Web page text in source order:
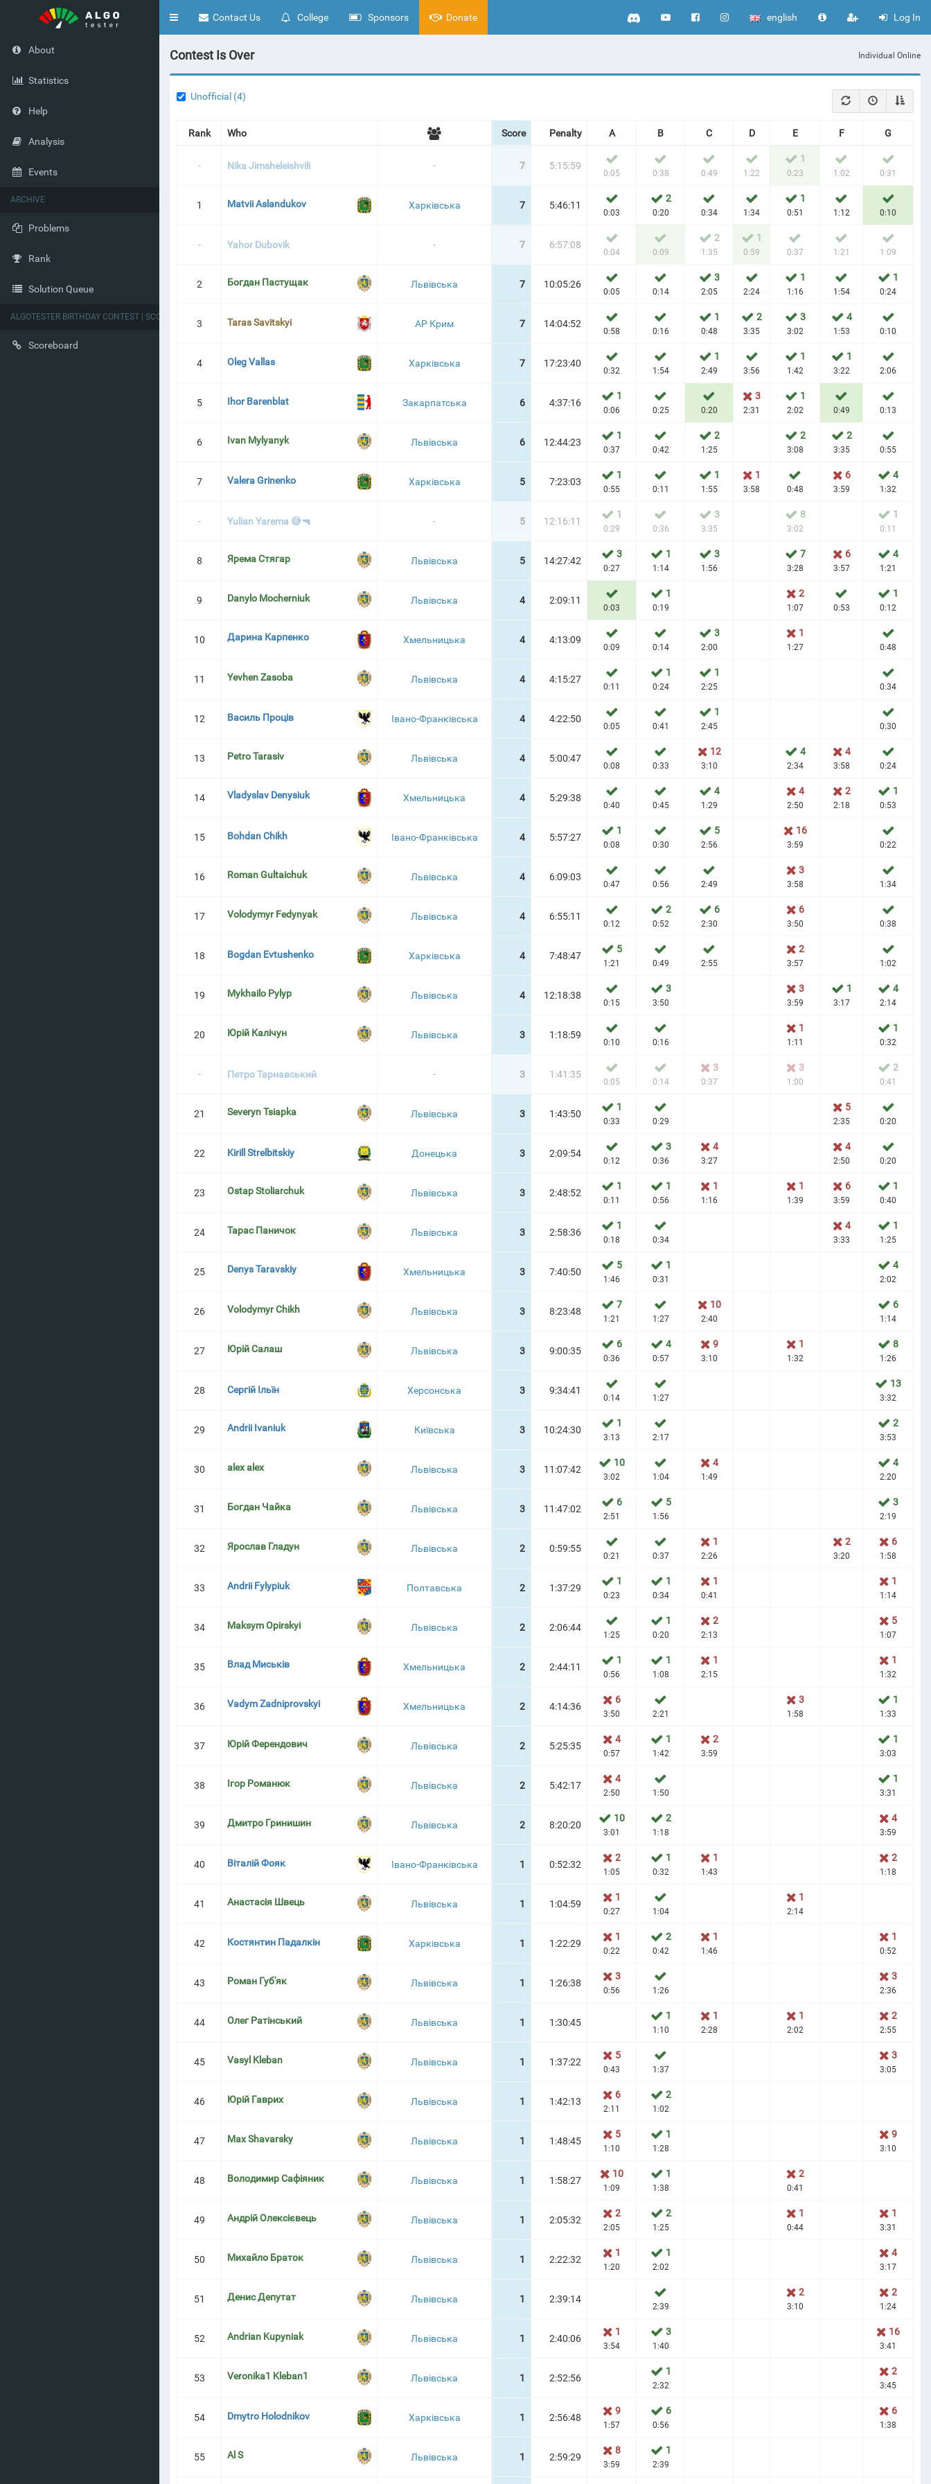
Toggle
english Log In
Contact Us College Sponsors Donate
About
Statistics
Help
Analysis
Events
ARCHIVE
Problems
Rank
Solution Queue
ALGOTESTER BIRTHDAY CONTEST | SCOREBOARD
Scoreboard
Contest Is Over Individual Online
Unofficial (4)
Rank Who Score Penalty A B C D E F G
- Nika Jimsheleishvili - 7 5:15:59
0:05 0:38 0:49 1:22
1
0:23 1:02 0:31
1 Matvii Aslandukov Харківська 7 5:46:11
0:03
2
0:20 0:34 1:34
1
0:51 1:12 0:10
- Yahor Dubovik - 7 6:57:08
0:04 0:09
2
1:35
1
0:59 0:37 1:21 1:09
2 Богдан Пастущак Львівська 7 10:05:26
0:05 0:14
3
2:05 2:24
1
1:16 1:54
1
0:24
3 Taras Savitskyi АР Крим 7 14:04:52
0:58 0:16
1
0:48
2
3:35
3
3:02
4
1:53 0:10
4 Oleg Vallas Харківська 7 17:23:40
0:32 1:54
1
2:49 3:56
1
1:42
1
3:22 2:06
5 Ihor Barenblat Закарпатська 6 4:37:16
1
0:06 0:25 0:20
3
2:31
1
2:02 0:49 0:13
6 Ivan Mylyanyk Львівська 6 12:44:23
1
0:37 0:42
2
1:25
2
3:08
2
3:35 0:55
7 Valera Grinenko Харківська 5 7:23:03
1
0:55 0:11
1
1:55
1
3:58 0:48
6
3:59
4
1:32
- Yulian Yarema 😅🔫 - 5 12:16:11
1
0:29 0:36
3
3:35
8
3:02
1
0:11
8 Ярема Стягар Львівська 5 14:27:42
3
0:27
1
1:14
3
1:56
7
3:28
6
3:57
4
1:21
9 Danylo Mocherniuk Львівська 4 2:09:11
0:03
1
0:19
2
1:07 0:53
1
0:12
10 Дарина Карпенко Хмельницька 4 4:13:09
0:09 0:14
3
2:00
1
1:27 0:48
11 Yevhen Zasoba Львівська 4 4:15:27
0:11
1
0:24
1
2:25 0:34
12 Василь Проців Івано-Франківська 4 4:22:50
0:05 0:41
1
2:45 0:30
13 Petro Tarasiv Львівська 4 5:00:47
0:08 0:33
12
3:10
4
2:34
4
3:58 0:24
14 Vladyslav Denysiuk Хмельницька 4 5:29:38
0:40 0:45
4
1:29
4
2:50
2
2:18
1
0:53
15 Bohdan Chikh Івано-Франківська 4 5:57:27
1
0:08 0:30
5
2:56
16
3:59 0:22
16 Roman Gultaichuk Львівська 4 6:09:03
0:47 0:56 2:49
3
3:58 1:34
17 Volodymyr Fedynyak Львівська 4 6:55:11
0:12
2
0:52
6
2:30
6
3:50 0:38
18 Bogdan Evtushenko Харківська 4 7:48:47
5
1:21 0:49 2:55
2
3:57 1:02
19 Mykhailo Pylyp Львівська 4 12:18:38
0:15
3
3:50
3
3:59
1
3:17
4
2:14
20 Юрій Калічун Львівська 3 1:18:59
0:10 0:16
1
1:11
1
0:32
- Петро Тарнавський - 3 1:41:35
0:05 0:14
3
0:37
3
1:00
2
0:41
21 Severyn Tsiapka Львівська 3 1:43:50
1
0:33 0:29
5
2:35 0:20
22 Kirill Strelbitskiy Донецька 3 2:09:54
0:12
3
0:36
4
3:27
4
2:50 0:20
23 Ostap Stoliarchuk Львівська 3 2:48:52
1
0:11
1
0:56
1
1:16
1
1:39
6
3:59
1
0:40
24 Тарас Паничок Львівська 3 2:58:36
1
0:18 0:34
4
3:33
1
1:25
25 Denys Taravskiy Хмельницька 3 7:40:50
5
1:46
1
0:31
4
2:02
26 Volodymyr Chikh Львівська 3 8:23:48
7
1:21 1:27
10
2:40
6
1:14
27 Юрій Салаш Львівська 3 9:00:35
6
0:36
4
0:57
9
3:10
1
1:32
8
1:26
28 Сергій Ільїн Херсонська 3 9:34:41
0:14 1:27
13
3:32
29 Andrii Ivaniuk Київська 3 10:24:30
1
3:13 2:17
2
3:53
30 alex alex Львівська 3 11:07:42
10
3:02 1:04
4
1:49
4
2:20
31 Богдан Чайка Львівська 3 11:47:02
6
2:51
5
1:56
3
2:19
32 Ярослав Гладун Львівська 2 0:59:55
0:21 0:37
1
2:26
2
3:20
6
1:58
33 Andrii Fylypiuk Полтавська 2 1:37:29
1
0:23
1
0:34
1
0:41
1
1:14
34 Maksym Opirskyi Львівська 2 2:06:44
1:25
1
0:20
2
2:13
5
1:07
35 Влад Миськів Хмельницька 2 2:44:11
1
0:56
1
1:08
1
2:15
1
1:32
36 Vadym Zadniprovskyi Хмельницька 2 4:14:36
6
3:50 2:21
3
1:58
1
1:33
37 Юрій Ферендович Львівська 2 5:25:35
4
0:57
1
1:42
2
3:59
1
3:03
38 Ігор Романюк Львівська 2 5:42:17
4
2:50 1:50
1
3:31
39 Дмитро Гринишин Львівська 2 8:20:20
10
3:01
2
1:18
4
3:59
40 Віталій Фояк Івано-Франківська 1 0:52:32
2
1:05
1
0:32
1
1:43
2
1:18
41 Анастасія Швець Львівська 1 1:04:59
1
0:27 1:04
1
2:14
42 Костянтин Падалкін Харківська 1 1:22:29
1
0:22
2
0:42
1
1:46
1
0:52
43 Роман Губ'як Львівська 1 1:26:38
3
0:56 1:26
3
2:36
44 Олег Ратінський Львівська 1 1:30:45
1
1:10
1
2:28
1
2:02
2
2:55
45 Vasyl Kleban Львівська 1 1:37:22
5
0:43 1:37
3
3:05
46 Юрій Гаврих Львівська 1 1:42:13
6
2:11
2
1:02
47 Max Shavarsky Львівська 1 1:48:45
5
1:10
1
1:28
9
3:10
48 Володимир Сафіяник Львівська 1 1:58:27
10
1:09
1
1:38
2
0:41
49 Андрій Олексієвець Львівська 1 2:05:32
2
2:05
2
1:25
1
0:44
1
3:31
50 Михайло Браток Львівська 1 2:22:32
1
1:20
1
2:02
4
3:17
51 Денис Депутат Львівська 1 2:39:14
2:39
2
3:10
2
1:24
52 Andrian Kupyniak Львівська 1 2:40:06
1
3:54
3
1:40
16
3:41
53 Veronika1 Kleban1 Львівська 1 2:52:56
1
2:32
2
3:45
54 Dmytro Holodnikov Харківська 1 2:56:48
9
1:57
6
0:56
6
1:38
55 Al S Львівська 1 2:59:29
8
3:59
1
2:39